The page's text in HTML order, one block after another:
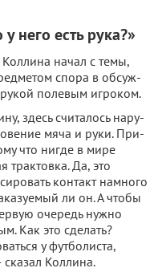
него есть рука?»
начал с темы,
спора в обсуж­
полевым игроком.
здесь считалось нару­
мяча и руки. При­
что нигде в мире
трактовка. Да, это
контакт намного
ли он. А чтобы
очередь нужно
Как это сделать?
у футболиста,
Колли­на.